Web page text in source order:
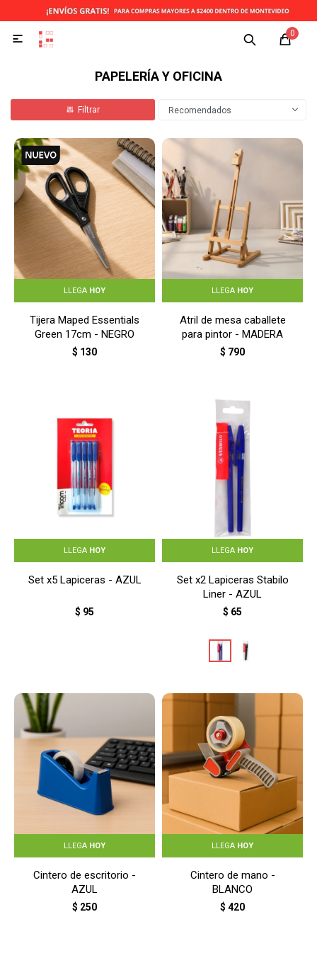
0

PAPELERÍA Y OFICINA
Recomendados
LLEGA HOY
Tijera Maped Essentials
Green 17cm - NEGRO
$ 130
LLEGA HOY
Atril de mesa caballete
para pintor - MADERA
$ 790
LLEGA HOY
Set x5 Lapiceras - AZUL
$ 95
LLEGA HOY
Set x2 Lapiceras Stabilo
Liner - AZUL
$ 65
LLEGA HOY
Cintero de escritorio -
AZUL
$ 250
LLEGA HOY
Cintero de mano -
BLANCO
$ 420